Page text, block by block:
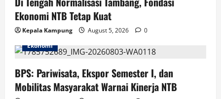
a
t
i
o
n
Ekonomi NTB Tetap Kuat
Kepala Kampung August 5, 2026
0
Ekonomi
BPS: Pariwisata, Ekspor Semester I, dan
Mobilitas Masyarakat Warnai Kinerja NTB